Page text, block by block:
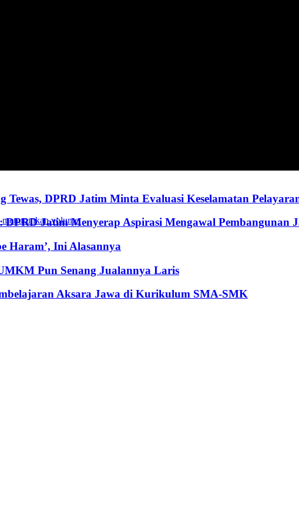
volume.
DPRD Jatim Minta Evaluasi Keselamatan
DPRD Jatim Menyerap Aspirasi Mengawal Pembangunan
Haram’, Ini Alasannya
Pun Senang Jualannya Laris
Aksara Jawa di Kurikulum SMA-SMK